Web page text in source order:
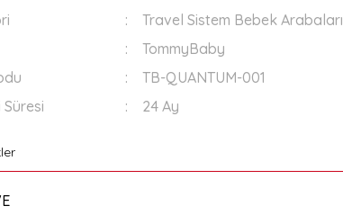
Travel Sistem Bebek Arabaları
TommyBaby
TB-QUANTUM-001
24 Ay